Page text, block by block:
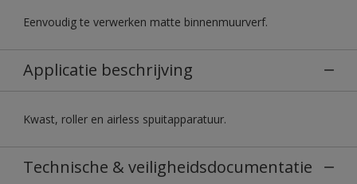
Eenvoudig te verwerken matte binnenmuurverf.
Applicatie beschrijving
Kwast, roller en airless spuitapparatuur.
Technische & veiligheidsdocumentatie